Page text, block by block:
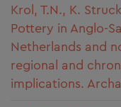
Krol, T.N., K.
Pottery in
Netherlands and
regional and
implications.